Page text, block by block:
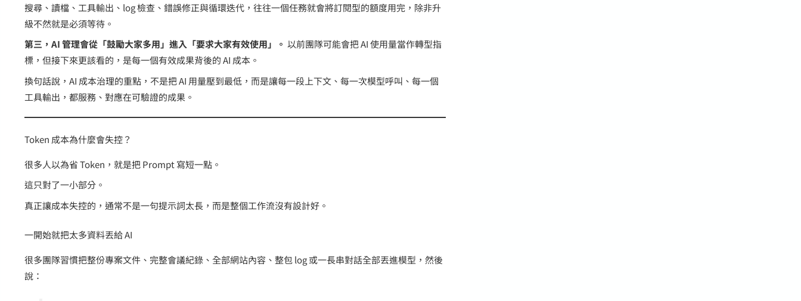
搜尋、讀檔、工具輸出、log 檢查、錯誤修正與循環迭代，往往一個任務就會將訂閱型的額度用完，除非升
級不然就是必須等待。
第三，AI 管理會從「鼓勵大家多用」進入「要求大家有效使用」。 以前團隊可能會把 AI 使用量當作轉型指
標，但接下來更該看的，是每一個有效成果背後的 AI 成本。
換句話說，AI 成本治理的重點，不是把 AI 用量壓到最低，而是讓每一段上下文、每一次模型呼叫、每一個
工具輸出，都服務、對應在可驗證的成果。
Token 成本為什麼會失控？
很多人以為省 Token，就是把 Prompt 寫短一點。
這只對了一小部分。
真正讓成本失控的，通常不是一句提示詞太長，而是整個工作流沒有設計好。
一開始就把太多資料丟給 AI
很多團隊習慣把整份專案文件、完整會議紀錄、全部網站內容、整包 log 或一長串對話全部丟進模型，然後
說：